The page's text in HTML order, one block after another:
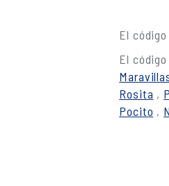
El
El
Rosita ,
Pocito ,